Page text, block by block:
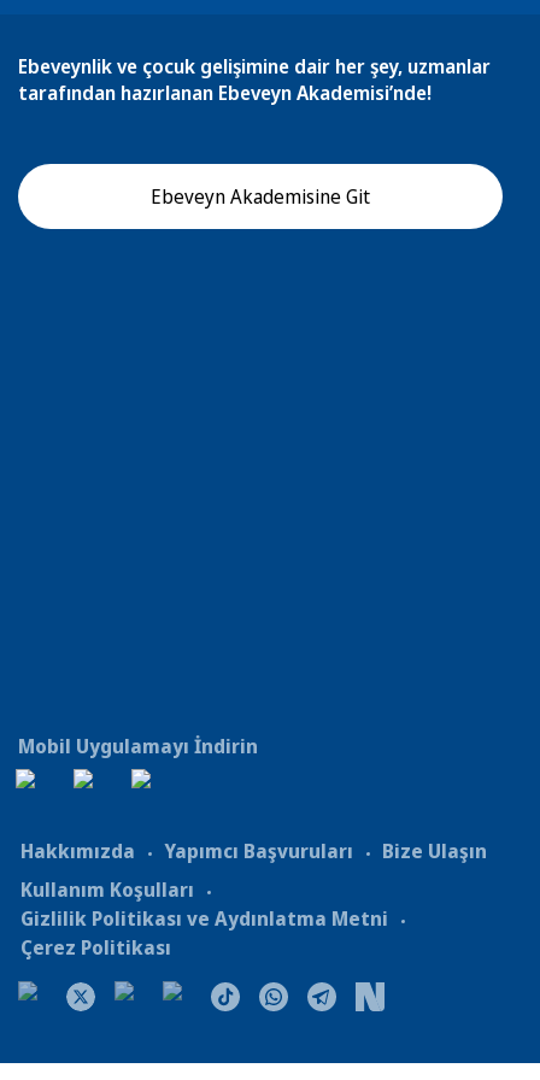
Ebeveynlik ve çocuk gelişimine dair her şey, uzmanlar
tarafından hazırlanan Ebeveyn Akademisi’nde!
Ebeveyn Akademisine Git
Mobil Uygulamayı İndirin
Hakkımızda Yapımcı Başvuruları
Bize Ulaşın
Kullanım Koşulları
Gizlilik Politikası ve Aydınlatma Metni
Çerez Politikası